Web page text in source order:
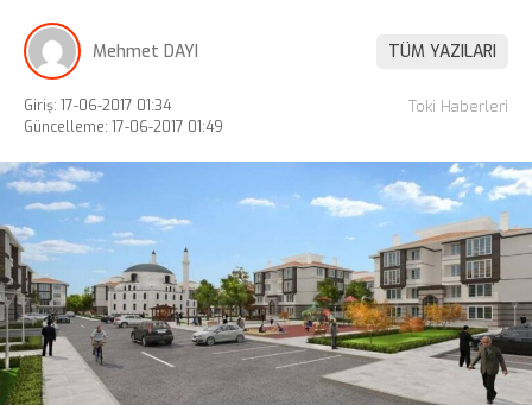
Mehmet DAYI TÜM YAZILARI
Giriş: 17-06-2017 01:34
Güncelleme: 17-06-2017 01:49
Toki Haberleri